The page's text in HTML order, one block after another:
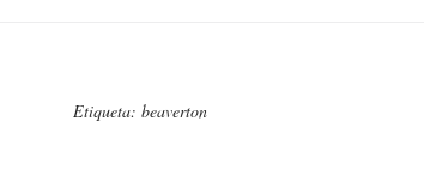
Etiqueta: beaverton